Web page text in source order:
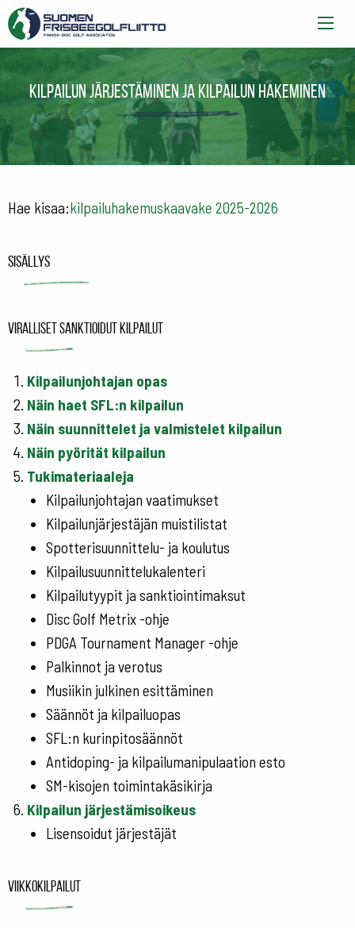
Kilpailun järjestäminen ja kilpailun hakeminen
Hae kisaa:kilpailuhakemuskaavake 2025-2026
Sisällys
Viralliset sanktioidut kilpailut
Kilpailunjohtajan opas
Näin haet SFL:n kilpailun
Näin suunnittelet ja valmistelet kilpailun
Näin pyörität kilpailun
Tukimateriaaleja
Kilpailunjohtajan vaatimukset
Kilpailunjärjestäjän muistilistat
Spotterisuunnittelu- ja koulutus
Kilpailusuunnittelukalenteri
Kilpailutyypit ja sanktiointimaksut
Disc Golf Metrix -ohje
PDGA Tournament Manager -ohje
Palkinnot ja verotus
Musiikin julkinen esittäminen
Säännöt ja kilpailuopas
SFL:n kurinpitosäännöt
Antidoping- ja kilpailumanipulaation esto
SM-kisojen toimintakäsikirja
Kilpailun järjestämisoikeus
Lisensoidut järjestäjät
Viikkokilpailut